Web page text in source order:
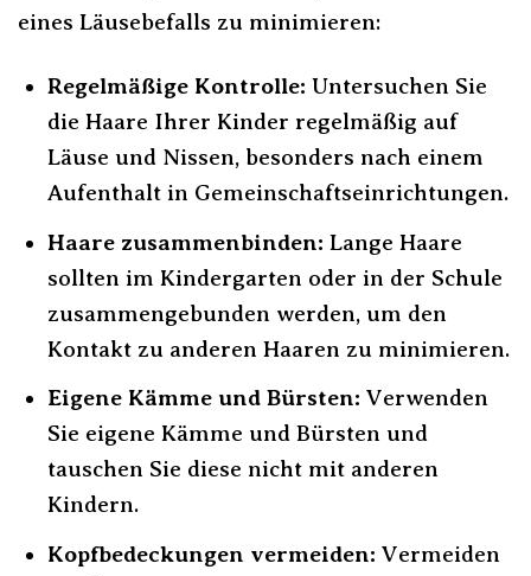
eines Läusebefalls zu minimieren:
Regelmäßige Kontrolle: Untersuchen Sie
die Haare Ihrer Kinder regelmäßig auf
Läuse und Nissen, besonders nach einem
Aufenthalt in Gemeinschaftseinrichtungen.
Haare zusammenbinden: Lange Haare
sollten im Kindergarten oder in der Schule
zusammengebunden werden, um den
Kontakt zu anderen Haaren zu minimieren.
Eigene Kämme und Bürsten: Verwenden
Sie eigene Kämme und Bürsten und
tauschen Sie diese nicht mit anderen
Kindern.
Kopfbedeckungen vermeiden: Vermeiden